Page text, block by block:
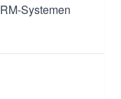
Systemen